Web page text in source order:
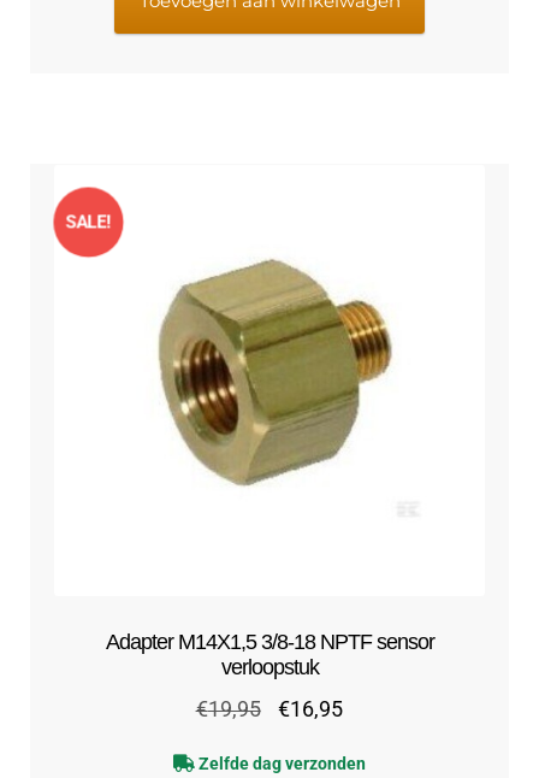
Adapter M14X1,5 3/8-18 NPTF sensor
verloopstuk
SALE!
€19,95
Oorspronkelijke
€16,95Huidige
Zelfde dag verzonden